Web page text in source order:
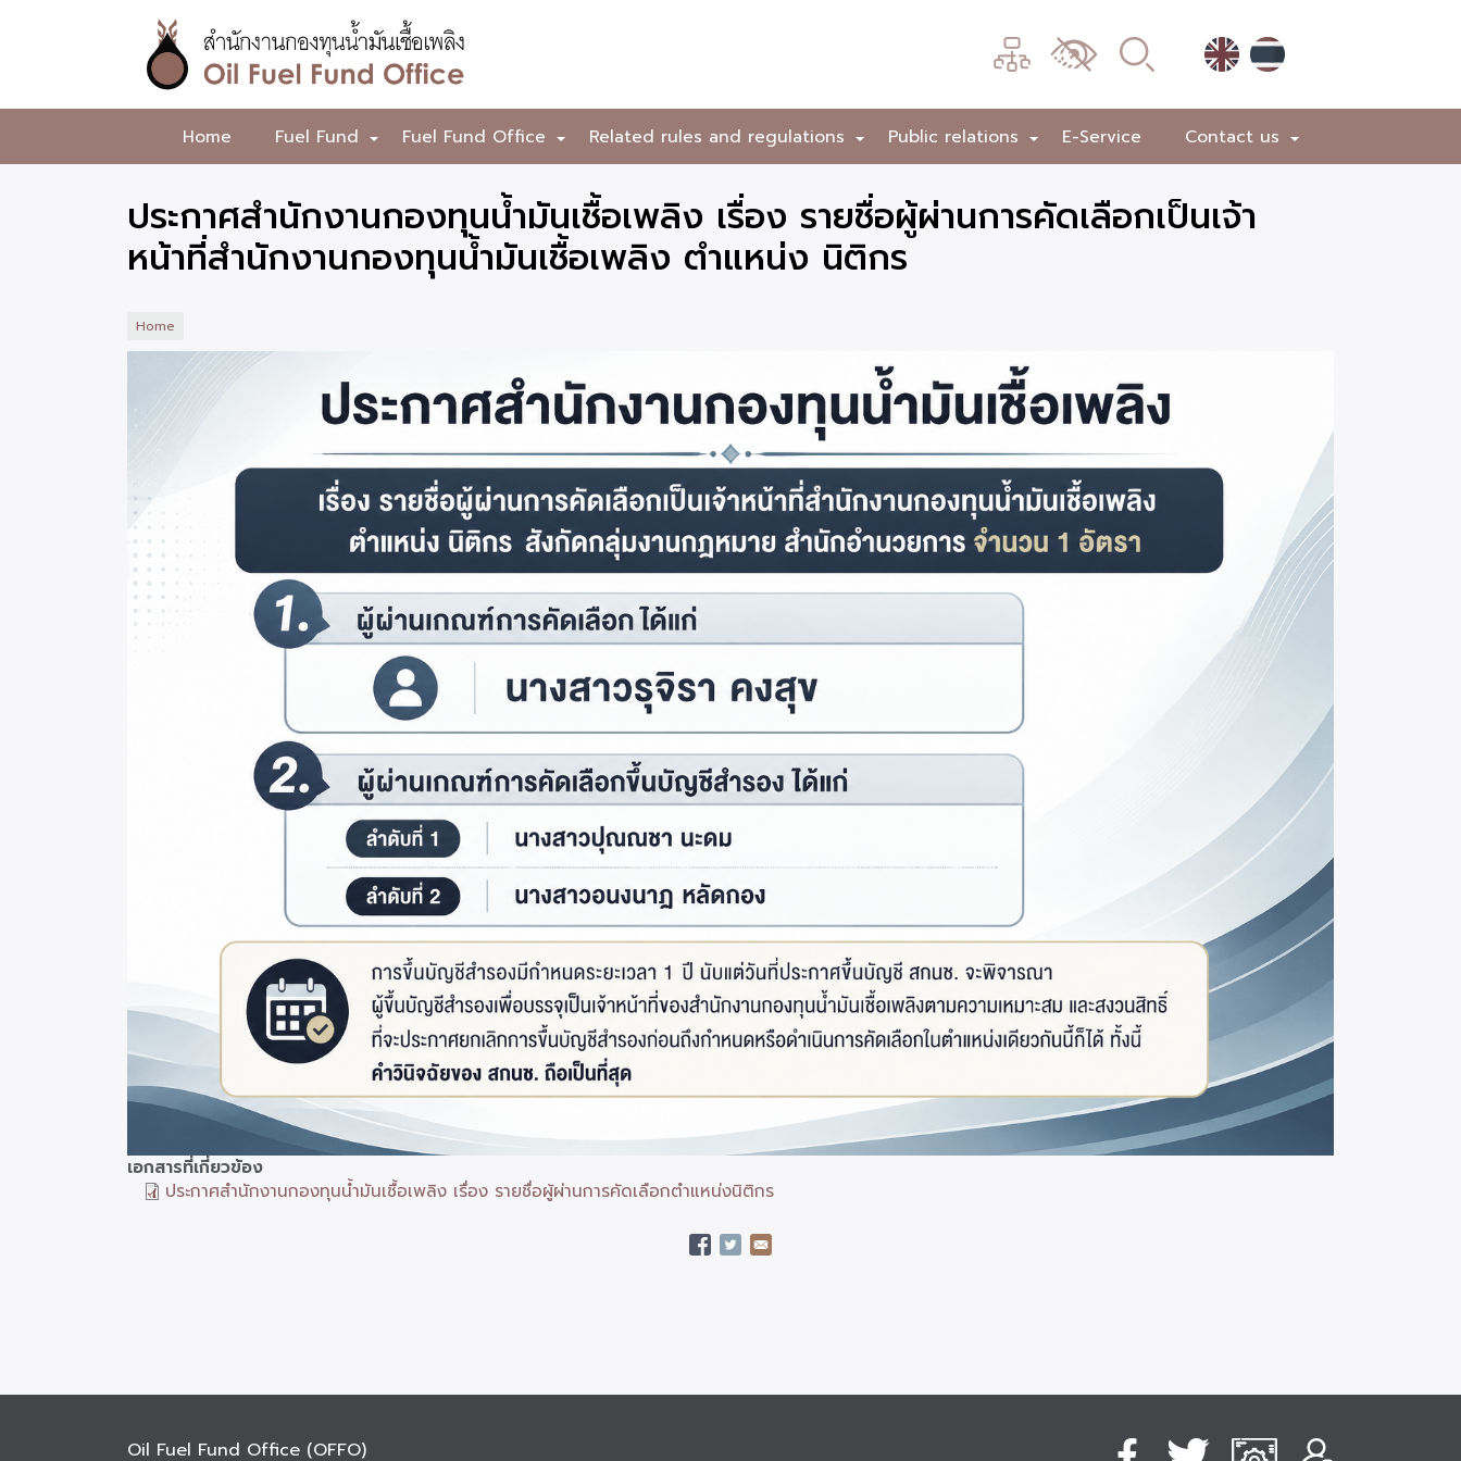
สำนักงาน
กองทุน
น้ำมัน
เชื้อ
เมนู
เปลี่ยน
ผล
Home +
Fuel Fund +
Fuel Fund Office +
Related rules and regulations +
Public relations E-Service +
Contact us
ประกาศสำนักงานกองทุนน้ำมันเชื้อเพลิง เรื่อง รายชื่อผู้ผ่านการคัดเลือกเป็นเจ้า
หน้าที่สำนักงานกองทุนน้ำมันเชื้อเพลิง ตำแหน่ง นิติกร
Home
ประกอบ
เอกสารที่เกี่ยวข้อง
ประกาศสำนักงานกองทุนน้ำมันเชื้อเพลิง เรื่อง รายชื่อผู้ผ่านการคัดเลือกตำแหน่งนิติกร
Oil Fuel Fund Office (OFFO)